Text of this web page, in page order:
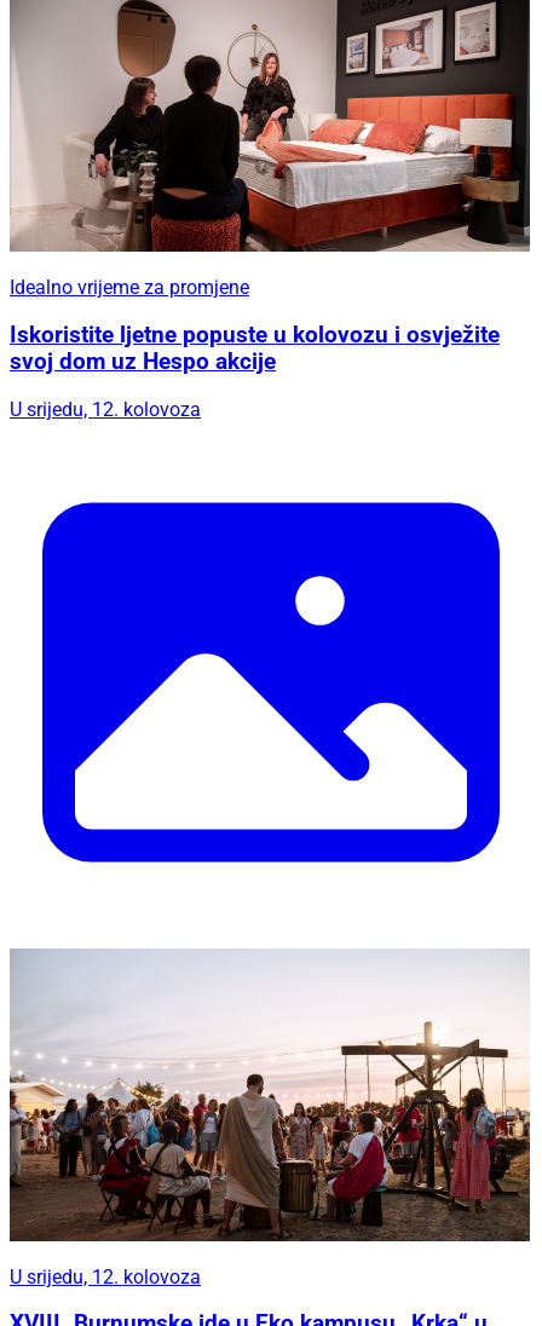
Idealno vrijeme za promjene
Iskoristite ljetne popuste u kolovozu i osvježite
svoj dom uz Hespo akcije
U srijedu, 12. kolovoza
U srijedu, 12. kolovoza